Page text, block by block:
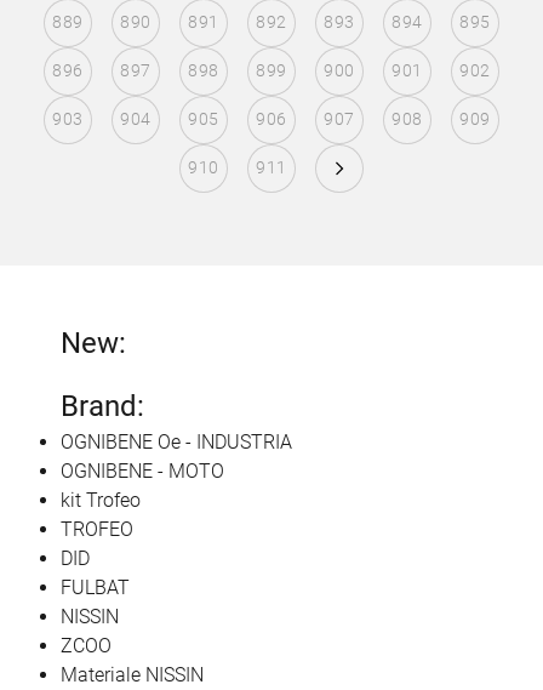
889 890 891 892 893 894 895
896 897 898 899 900 901 902
903 904 905 906 907 908 909
910 911
New:
Brand:
OGNIBENE Oe - INDUSTRIA
OGNIBENE - MOTO
kit Trofeo
TROFEO
DID
FULBAT
NISSIN
ZCOO
Materiale NISSIN